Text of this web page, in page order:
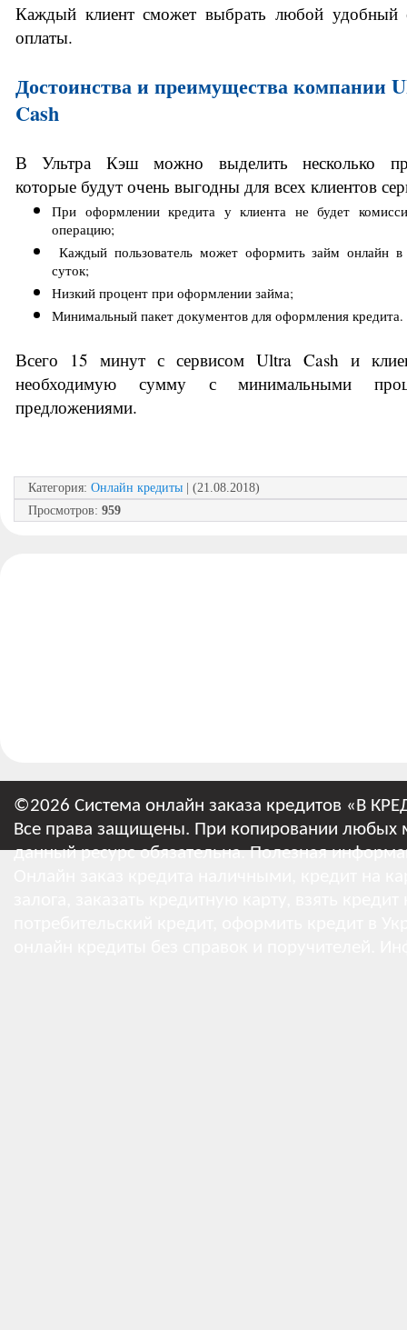
Каждый клиент сможет выбрать любой удобный
оплаты.
Достоинства и преимущества компании
Cash
В Ультра Кэш можно выделить несколько
которые будут очень выгодны для всех клиентов
При оформлении кредита у клиента не будет
операцию;
суток;
Низкий процент при оформлении займа;
Минимальный пакет документов для оформления кредита.
Всего 15 минут с сервисом Ultra Cash и
необходимую сумму с минимальными
предложениями.
Категория: Онлайн кредиты | (21.08.2018)
Просмотров: 959
©2026 Система онлайн заказа кредитов «В
Все права защищены. При копировании любых
данный ресурс обязательна.Полезная